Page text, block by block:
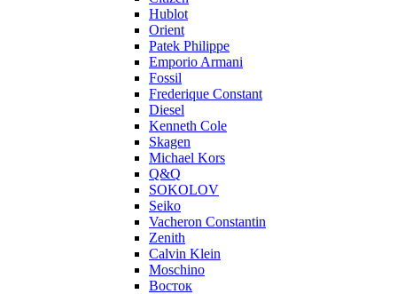
Hublot
Orient
Patek Philippe
Emporio Armani
Fossil
Frederique Constant
Diesel
Kenneth Cole
Skagen
Michael Kors
Q&Q
SOKOLOV
Seiko
Vacheron Constantin
Zenith
Calvin Klein
Moschino
Восток